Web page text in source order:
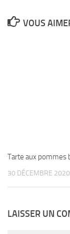
VOUS
Tarte aux pommes
30 DÉCEMBRE 2020
LAISSER UN